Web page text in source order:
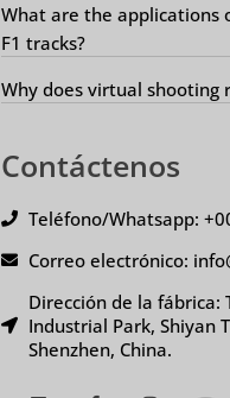
What are the applications
F1 tracks?
Why does virtual shooting
Contáctenos
Teléfono/Whatsapp:
Correo electrónico:
Dirección de la fábrica:
Industrial Park, Shiyan
Shenzhen, China.